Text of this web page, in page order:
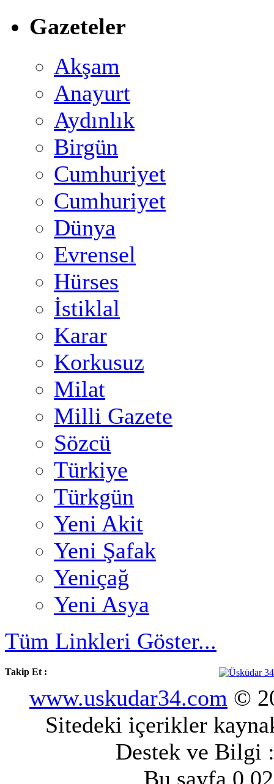
Gazeteler
Akşam
Anayurt
Aydınlık
Birgün
Cumhuriyet
Cumhuriyet
Dünya
Evrensel
Hürses
İstiklal
Karar
Korkusuz
Milat
Milli Gazete
Sözcü
Türkiye
Türkgün
Yeni Akit
Yeni Şafak
Yeniçağ
Yeni Asya
Tüm Linkleri Göster...
Takip Et :
www.uskudar34.com ©
Sitedeki içerikler
Destek ve Bilgi
Bu sayfa